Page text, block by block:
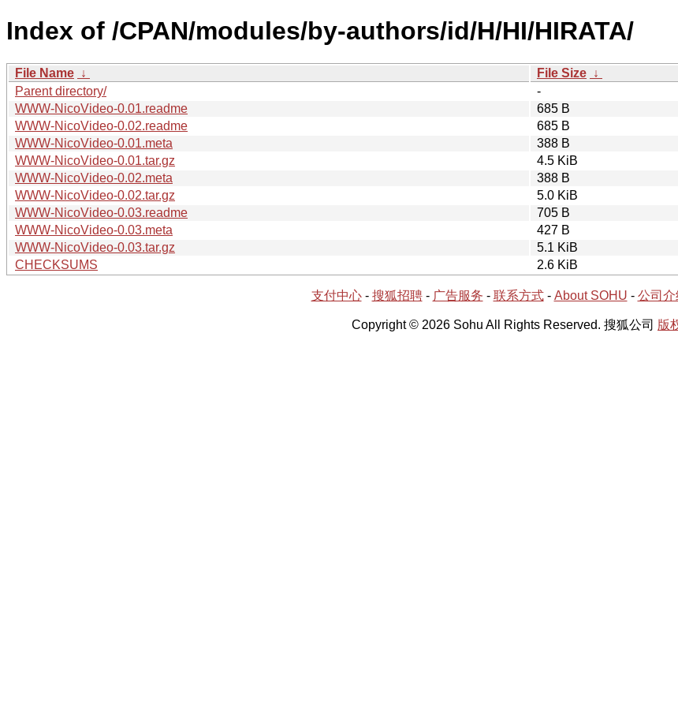
Index of /CPAN/modules/by-authors/id/H/HI/HIRATA/
File Name ↓ File Size ↓
Parent directory/
-
WWW-NicoVideo-0.01.readme
685 B
WWW-NicoVideo-0.02.readme
685 B
WWW-NicoVideo-0.01.meta
388 B
WWW-NicoVideo-0.01.tar.gz
4.5 KiB
WWW-NicoVideo-0.02.meta
388 B
WWW-NicoVideo-0.02.tar.gz
5.0 KiB
WWW-NicoVideo-0.03.readme
705 B
WWW-NicoVideo-0.03.meta
427 B
WWW-NicoVideo-0.03.tar.gz
5.1 KiB
CHECKSUMS
2.6 KiB
支付中心- 搜狐招聘- 广告服务 - 联系方式- About SOHU - 公司介
Copyright © 2026 Sohu All Rights Reserved. 搜狐公司 版